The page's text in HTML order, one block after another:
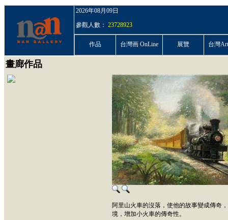
2026年08月09日
參觀人數： 23728923
作品 台灣画 OnLine 展覽 台灣
畫廊作品
阿里山火車的沒落，使他的故事變成傳奇
境，增加小火車的傳奇性。